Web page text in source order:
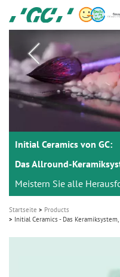
content
GC
Europe
M
Initial Ceramics von GC:
Das Allround-
Meistern Sie alle
Initial Ceramics von GC:
Das Allround-
Meistern Sie alle
Startseite
Products
Initial Ceramics - Das